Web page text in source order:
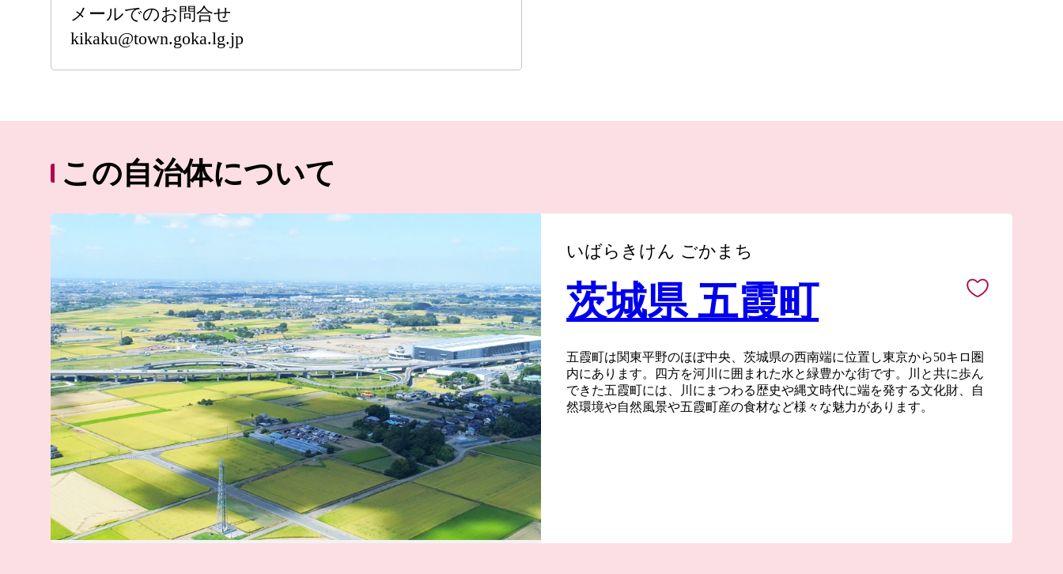
メールでのお問合せ
kikaku@town.goka.lg.jp
この自治体について
いばらきけん ごかまち
茨城県 五霞町
五霞町は関東平野のほぼ中央、茨城県の西南端に位置し東京から50キロ圏
内にあります。四方を河川に囲まれた水と緑豊かな街です。川と共に歩ん
できた五霞町には、川にまつわる歴史や縄文時代に端を発する文化財、自
然環境や自然風景や五霞町産の食材など様々な魅力があります。